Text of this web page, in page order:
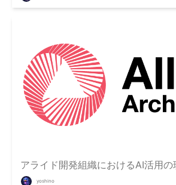
アライド開発組織におけるAI活用の
yoshino